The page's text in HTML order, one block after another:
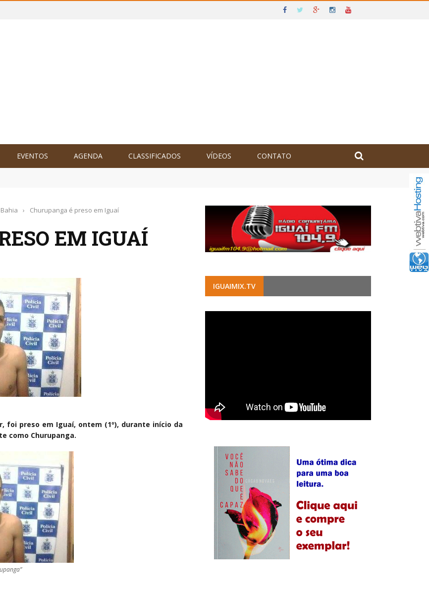
EVENTOS AGENDA CLASSIFICADOS VÍDEOS CONTATO
Brasil no XXIV Parlamento Internacional de Escritores, na Colômbia
Bahia › Churupanga é preso em Iguaí
EM IGUAÍ
foi preso em Iguaí, ontem (1º), durante início da
como Churupanga.
IGUAIMIX.TV